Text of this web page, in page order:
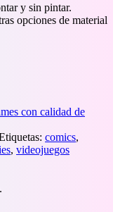
y sin pintar.
opciones de material
con calidad de
comics,
, videojuegos